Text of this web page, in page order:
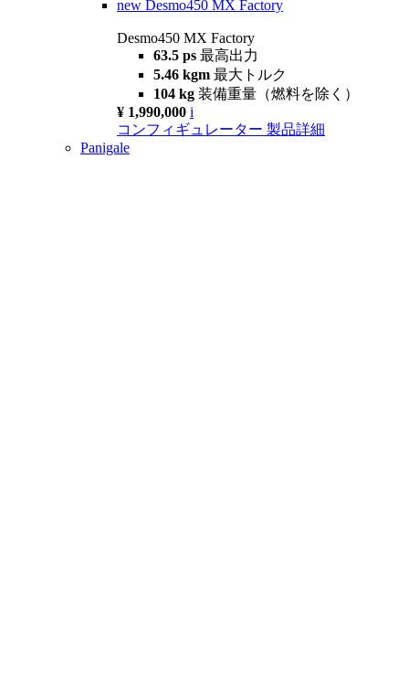
new Desmo450 MX Factory
Desmo450 MX Factory
63.5 ps 最高出力
5.46 kgm 最大トルク
104 kg 装備重量（燃料を除く）
¥ 1,990,000 i
コンフィギュレーター 製品詳細
Panigale